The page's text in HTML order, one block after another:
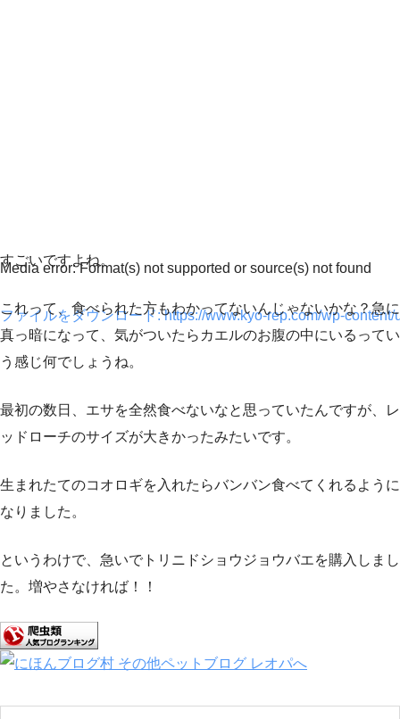
Media error: Format(s) not supported or source(s) not found
ファイルをダウンロード: https://www.kyo-rep.com/wp-
すごいですよね。
これって、食べられた方もわかってないんじゃないかな？急に
真っ暗になって、気がついたらカエルのお腹の中にいるってい
う感じ何でしょうね。
最初の数日、エサを全然食べないなと思っていたんですが、レ
ッドローチのサイズが大きかったみたいです。
生まれたてのコオロギを入れたらバンバン食べてくれるように
なりました。
というわけで、急いでトリニドショウジョウバエを購入しまし
た。増やさなければ！！